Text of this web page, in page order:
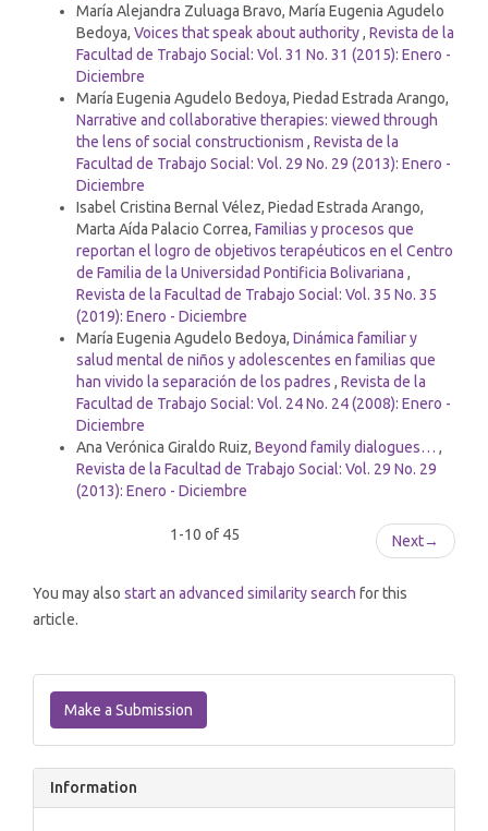
María Alejandra Zuluaga Bravo, María Eugenia Agudelo
Bedoya, Voices that speak about authority, Revista de la
Facultad de Trabajo Social: Vol. 31 No. 31 (2015): Enero -
Diciembre
María Eugenia Agudelo Bedoya, Piedad Estrada Arango,
Narrative and collaborative therapies: viewed through
the lens of social constructionism , Revista de la
Facultad de Trabajo Social: Vol. 29 No. 29 (2013): Enero -
Diciembre
Isabel Cristina Bernal Vélez, Piedad Estrada Arango,
Marta Aída Palacio Correa, Familias y procesos que
reportan el logro de objetivos terapéuticos en el Centro
de Familia de la Universidad Pontificia Bolivariana ,
Revista de la Facultad de Trabajo Social: Vol. 35 No. 35
(2019): Enero - Diciembre
María Eugenia Agudelo Bedoya, Dinámica familiar y
salud mental de niños y adolescentes en familias que
han vivido la separación de los padres , Revista de la
Facultad de Trabajo Social: Vol. 24 No. 24 (2008): Enero -
Diciembre
Ana Verónica Giraldo Ruiz, Beyond family dialogues… ,
Revista de la Facultad de Trabajo Social: Vol. 29 No. 29
(2013): Enero - Diciembre
1-10 of 45 Next→
You may also start an advanced similarity search for this
article.
a
Submission
Make a Submission
Information